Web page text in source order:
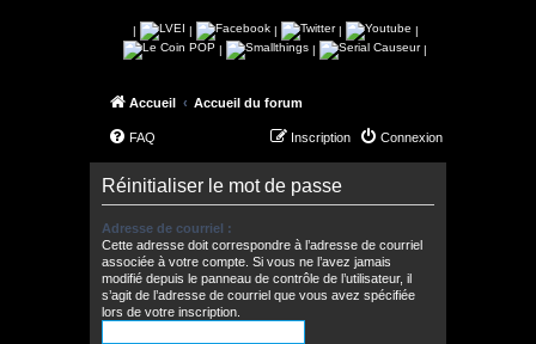
| | | |
|
|
| |
Accueil Accueil du forum
FAQ Connexion
Inscription
Réinitialiser le mot de passe
Adresse de courriel :
Cette adresse doit correspondre à l’adresse de courriel
associée à votre compte. Si vous ne l’avez jamais
modifié depuis le panneau de contrôle de l’utilisateur, il
s’agit de l’adresse de courriel que vous avez spécifiée
lors de votre inscription.